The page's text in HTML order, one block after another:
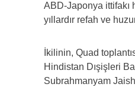
ABD-Japonya ittifakı
yıllardır refah ve
İkilinin, Quad
Hindistan Dışişleri
Subrahmanyam